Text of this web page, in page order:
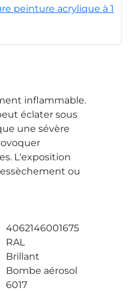
peinture acrylique à 1
inflammable.
éclater sous
une sévère
L'exposition
ou
4062146001675
RAL
Brillant
Bombe aérosol
6017